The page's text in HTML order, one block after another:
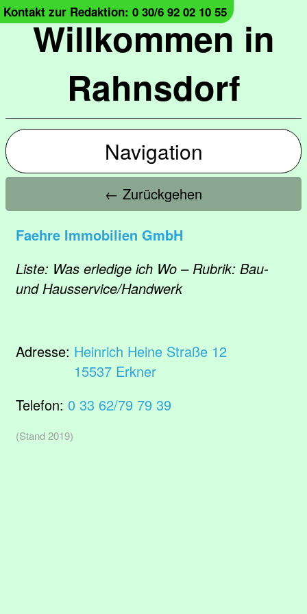
Willkommen in
Rahnsdorf
Kontakt zur Redaktion: 0 30/6 92 02 10 55
Navigation
← Zurückgehen
Faehre Immobilien GmbH
Liste: Was erledige ich Wo – Rubrik: Bau-
und Hausservice/Handwerk
Adresse: Heinrich Heine Straße 12
15537 Erkner
Telefon: 0 33 62/79 79 39
(Stand 2019)